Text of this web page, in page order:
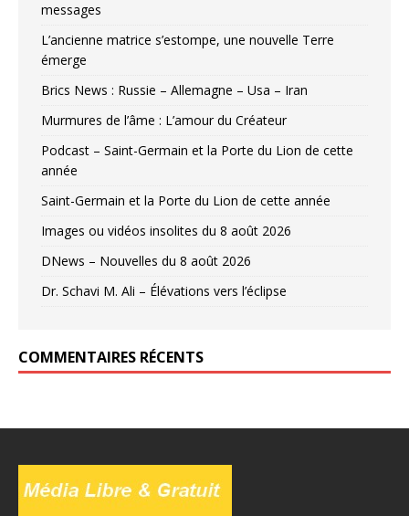
messages
L’ancienne matrice s’estompe, une nouvelle Terre
émerge
Brics News : Russie – Allemagne – Usa – Iran
Murmures de l’âme : L’amour du Créateur
Podcast – Saint-Germain et la Porte du Lion de cette
année
Saint-Germain et la Porte du Lion de cette année
Images ou vidéos insolites du 8 août 2026
DNews – Nouvelles du 8 août 2026
Dr. Schavi M. Ali – Élévations vers l’éclipse
COMMENTAIRES RÉCENTS